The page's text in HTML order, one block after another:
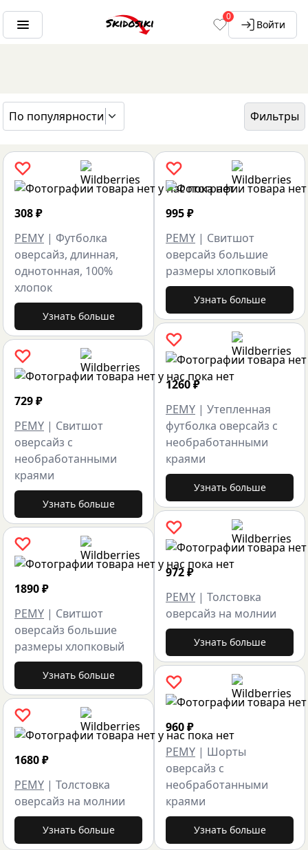
0
Войти
По популярности
Фильтры
ГЛАВНАЯ
БРЕНДЫ
308₽
PEMY | Футболка
оверсайз, длинная,
однотонная, 100%
хлопок
Узнать больше
729₽
PEMY | Свитшот
оверсайз с
необработанными
краями
Узнать больше
1890₽
PEMY | Свитшот
оверсайз большие
размеры хлопковый
Узнать больше
1680₽
PEMY | Толстовка
оверсайз на молнии
Узнать больше
995₽
PEMY | Свитшот
оверсайз большие
размеры хлопковый
Узнать больше
1260₽
PEMY | Утепленная
футболка оверсайз с
необработанными
краями
Узнать больше
972₽
PEMY | Толстовка
оверсайз на молнии
Узнать больше
960₽
PEMY | Шорты
оверсайз с
необработанными
краями
Узнать больше